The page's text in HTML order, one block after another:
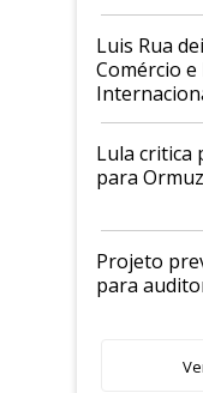
Luis Rua
Comércio e
Lula critica
para Ormuz
Projeto
para